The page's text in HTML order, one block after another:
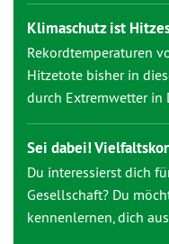
Klimaschutz ist
Rekordtemperaturen
Hitzetote bisher in
durch Extremwetter in
Sei dabei!
Du interessierst dich
Gesellschaft? Du
kennenlernen, dich